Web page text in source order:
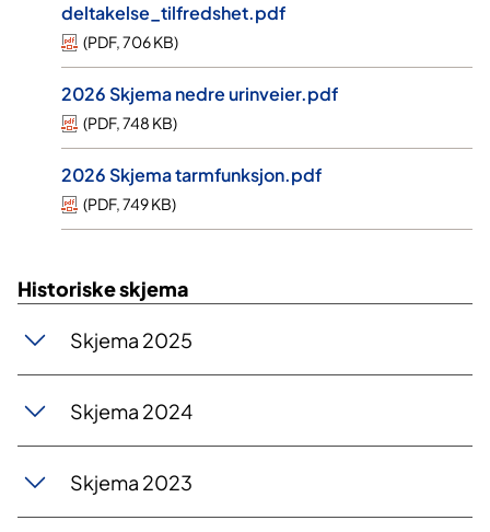
deltakelse_tilfredshet.pdf
(PDF,706 KB)
2026 Skjema nedre urinveier.pdf
(PDF,748 KB)
2026 Skjema tarmfunksjon.pdf
(PDF,749 KB)
Historiske skjema
Skjema 2025
Skjema 2024
Skjema 2023